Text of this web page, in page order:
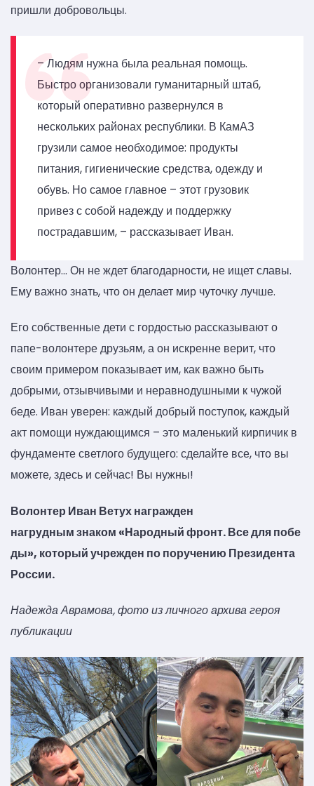
пришли добровольцы.
– Людям нужна была реальная помощь.
Быстро организовали гуманитарный штаб,
который оперативно развернулся в
нескольких районах республики. В КамАЗ
грузили самое необходимое: продукты
питания, гигиенические средства, одежду и
обувь. Но самое главное – этот грузовик
привез с собой надежду и поддержку
пострадавшим, – рассказывает Иван.
Волонтер… Он не ждет благодарности, не ищет славы.
Ему важно знать, что он делает мир чуточку лучше.
Его собственные дети с гордостью рассказывают о
папе-волонтере друзьям, а он искренне верит, что
своим примером показывает им, как важно быть
добрыми, отзывчивыми и неравнодушными к чужой
беде. Иван уверен: каждый добрый поступок, каждый
акт помощи нуждающимся – это маленький кирпичик в
фундаменте светлого будущего: сделайте все, что вы
можете, здесь и сейчас! Вы нужны!
Волонтер Иван Ветухнагражден
нагрудным знаком «Народный фронт. Все для побе
ды», который учрежден по поручению Президента
России.
Надежда Аврамова, фото из личного архива героя
публикации